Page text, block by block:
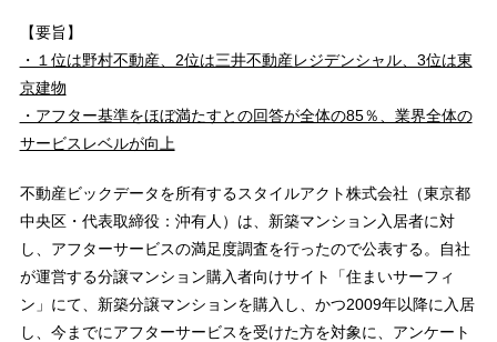
【要旨】
・１位は野村不動産、2位は三井不動産レジデンシャル、3位は東
京建物
・アフター基準をほぼ満たすとの回答が全体の85％、業界全体の
サービスレベルが向上
不動産ビックデータを所有するスタイルアクト株式会社（東京都
中央区・代表取締役：沖有人）は、新築マンション入居者に対
し、アフターサービスの満足度調査を行ったので公表する。自社
が運営する分譲マンション購入者向けサイト「住まいサーフィ
ン」にて、新築分譲マンションを購入し、かつ2009年以降に入居
し、今までにアフターサービスを受けた方を対象に、アンケート